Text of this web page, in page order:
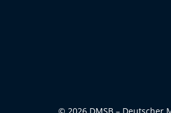
© 2026 DMSB – Deutscher